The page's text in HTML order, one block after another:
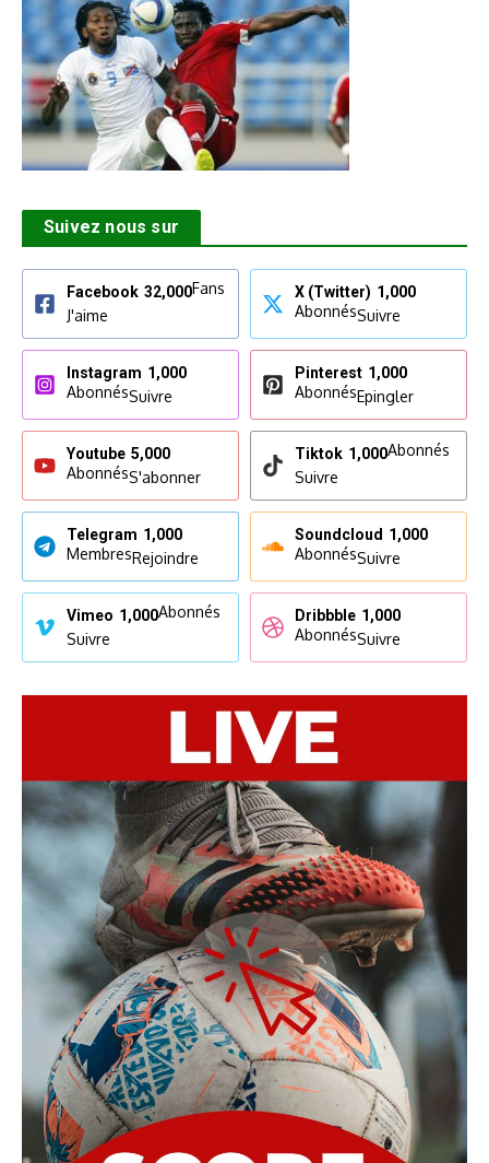
Suivez nous sur
Facebook 32,000Fans
J'aime
X (Twitter) 1,000
AbonnésSuivre
Instagram 1,000
AbonnésSuivre
Pinterest 1,000
AbonnésEpingler
Youtube 5,000
AbonnésS'abonner
Tiktok 1,000Abonnés
Suivre
Telegram 1,000
MembresRejoindre
Soundcloud 1,000
AbonnésSuivre
Vimeo 1,000Abonnés
Suivre
Dribbble 1,000
AbonnésSuivre